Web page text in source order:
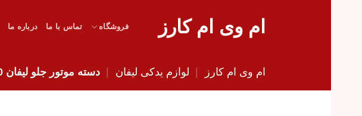
ام وی ام کارز فروشگاه تماس با ما درباره ما
ام وی ام کارز | لوازم یدکی لیفان | دسته موتور جلو لیفان X60